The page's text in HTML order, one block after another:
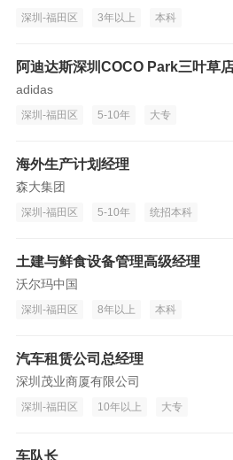
深圳-福田区 3年以上 本科
阿迪达斯深圳COCO Park三叶草
adidas
深圳-福田区 5-10年 大专
海外生产计划经理
森大集团
深圳-福田区 5-10年 统招本科
土建与鲜食设备管理高级经理
沃尔玛中国
深圳-福田区 8年以上 本科
汽车租赁公司总经理
深圳茂业商厦有限公司
深圳-福田区 10年以上 大专
车队长